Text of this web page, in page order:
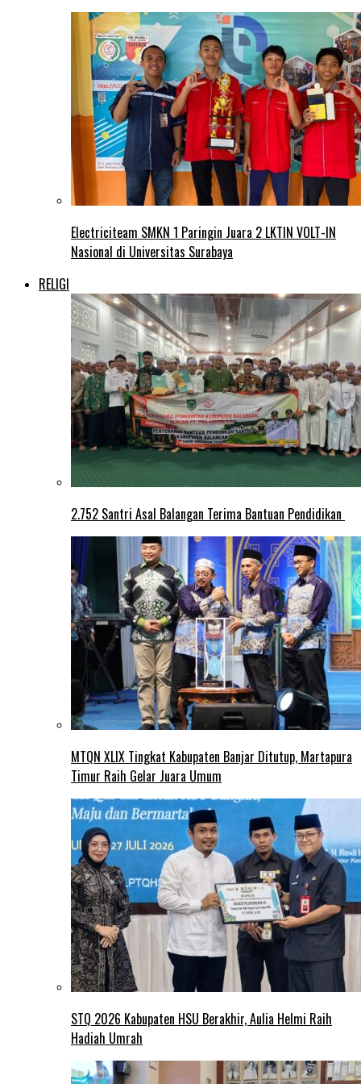
Electriciteam SMKN 1 Paringin Juara 2 LKTIN VOLT-IN
Nasional di Universitas Surabaya
RELIGI
2.752 Santri Asal Balangan Terima Bantuan Pendidikan
MTQN XLIX Tingkat Kabupaten Banjar Ditutup, Martapura
Timur Raih Gelar Juara Umum
STQ 2026 Kabupaten HSU Berakhir, Aulia Helmi Raih
Hadiah Umrah